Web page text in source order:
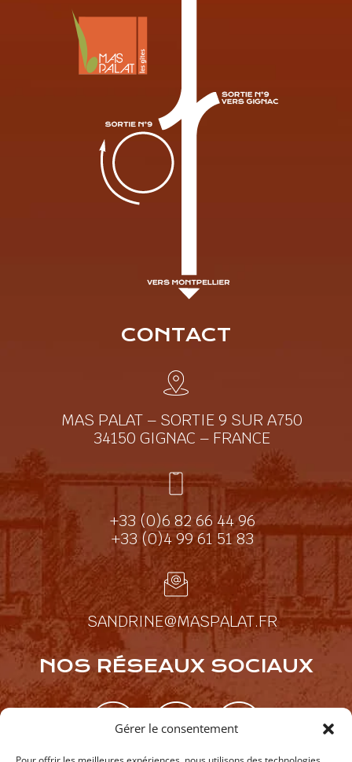
Gérer le consentement
CONTACT
MAS PALAT – SORTIE 9 SUR A750
34150 GIGNAC – FRANCE
+33 (0)6 82 66 44 96
+33 (0)4 99 61 51 83
SANDRINE@MASPALAT.FR
NOS RÉSEAUX SOCIAUX